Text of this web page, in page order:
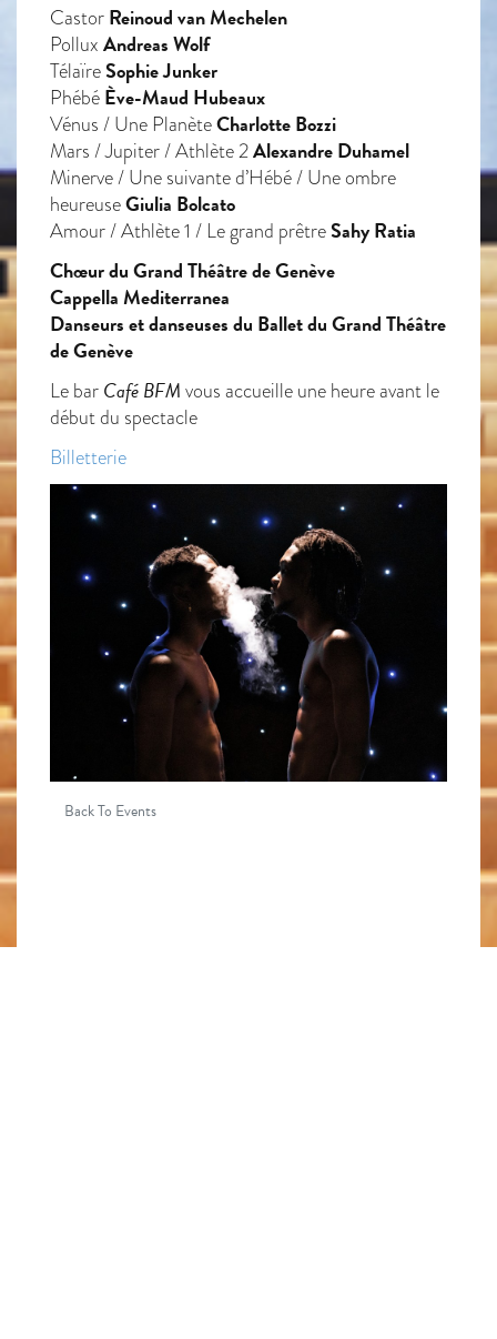
Castor Reinoud van Mechelen
Pollux Andreas Wolf
TélaïreSophie Junker
Phébé Ève-Maud Hubeaux
Vénus / Une PlanèteCharlotte Bozzi
Mars / Jupiter / Athlète 2Alexandre Duhamel
Minerve / Une suivante d’Hébé / Une ombre
heureuseGiulia Bolcato
Amour / Athlète 1 / Le grand prêtreSahy Ratia
Chœur du Grand Théâtre de Genève
Cappella Mediterranea
Danseurs et danseuses du Ballet du Grand Théâtre
de Genève
Le bar Café BFM vous accueille une heure avant le
début du spectacle
Billetterie
Back To Events